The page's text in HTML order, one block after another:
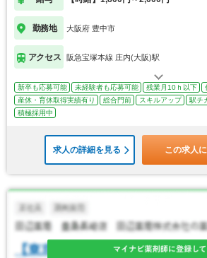
勤務地 大阪府 豊中市
アクセス 阪急宝塚本線 庄内(大阪)駅
新卒も応募可能 未経験者も応募可能 残業月10ｈ以下
産休・育休取得実績有り
総合門前 スキルアップ 駅チ
積極採用中
求人の詳細を見る この求人